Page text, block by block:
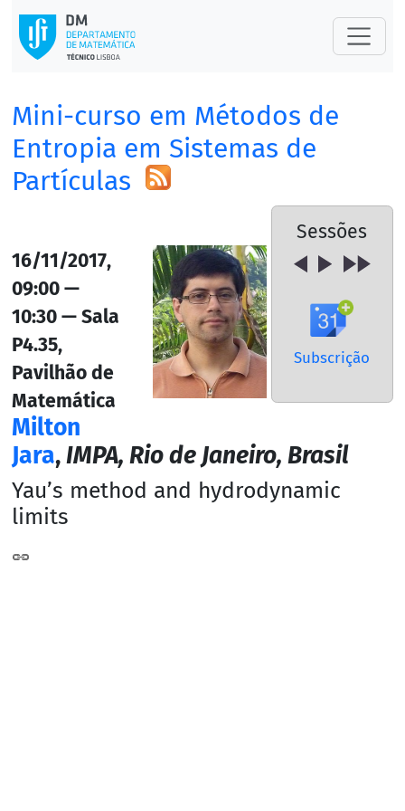
Mini-curso em Métodos de
Entropia em Sistemas de
Partículas
Sessões
Subscrição
16/11/2017,
09:00 —
10:30 — Sala
P4.35,
Pavilhão de
Matemática
Milton
Jara,IMPA, Rio de Janeiro, Brasil
Yau’s method and hydrodynamic
limits